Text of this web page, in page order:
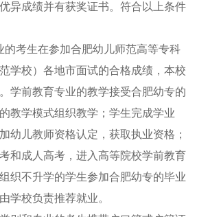
异成绩并有获奖证书。符合以上条件
的考生在参加合肥幼儿师范高等专科
学校）各地市面试的合格成绩，本校
学前教育专业的教学接受合肥幼专的
教学模式组织教学；学生完成学业
幼儿教师资格认定，获取执业资格；
和成人高考，进入高等院校学前教育
织不升学的学生参加合肥幼专的毕业
学校负责推荐就业。